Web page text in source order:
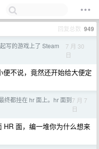
回复总数 949
写的游戏上了 Steam
7 月 30
日
不说，竟然还开始给大便定
终都挂在 hr 面上。hr 面到7 月 7
日
HR 面，编一堆你为什么想来